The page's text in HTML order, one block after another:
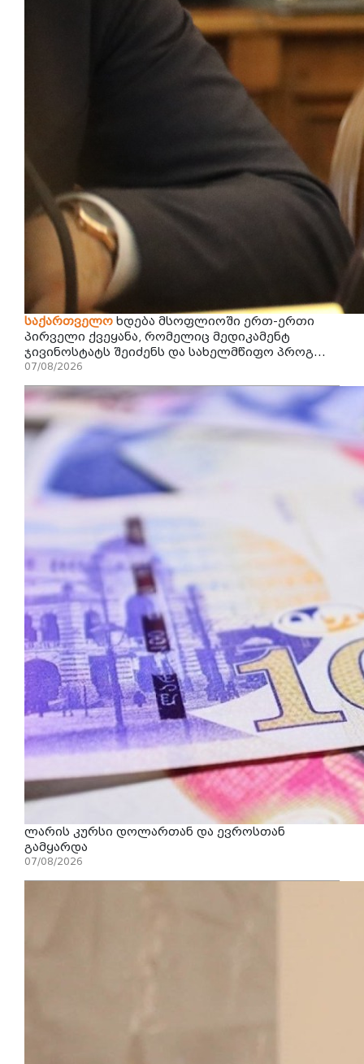
საქართველო ხდება მსოფლიოში ერთ-ერთი
პირველი ქვეყანა, რომელიც მედიკამენტ
ჯივინოსტატს შეიძენს და სახელმწიფო პროგ...
07/08/2026
ლარის კურსი დოლართან და ევროსთან
გამყარდა
07/08/2026